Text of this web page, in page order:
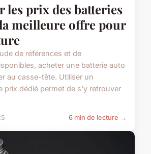
les prix des batteries
meilleure offre pour
de références et de
acheter une batterie auto
au casse-tête. Utiliser un
prix dédié permet de s'y retrouver
6 min de lecture →